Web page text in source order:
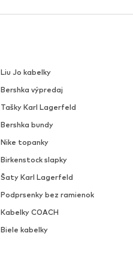
Liu Jo kabelky
Bershka výpredaj
Tašky Karl Lagerfeld
Bershka bundy
Nike topanky
Birkenstock slapky
Šaty Karl Lagerfeld
Podprsenky bez ramienok
Kabelky COACH
Biele kabelky